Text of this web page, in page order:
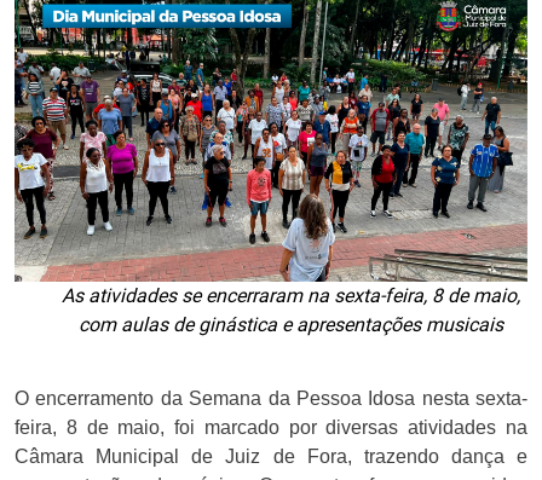
As atividades se encerraram na sexta-feira, 8 de maio,
com aulas de ginástica e apresentações musicais
O encerramento da Semana da Pessoa Idosa nesta sexta-
feira, 8 de maio, foi marcado por diversas atividades na
Câmara Municipal de Juiz de Fora, trazendo dança e